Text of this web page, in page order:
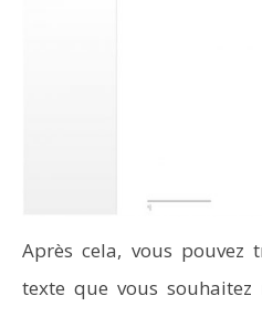
Après cela, vous pouvez
texte que vous